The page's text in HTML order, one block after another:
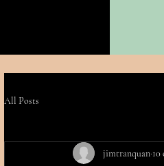
All Posts
jimtranquan 10